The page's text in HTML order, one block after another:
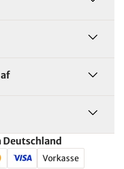
Deutschland
Vorkasse